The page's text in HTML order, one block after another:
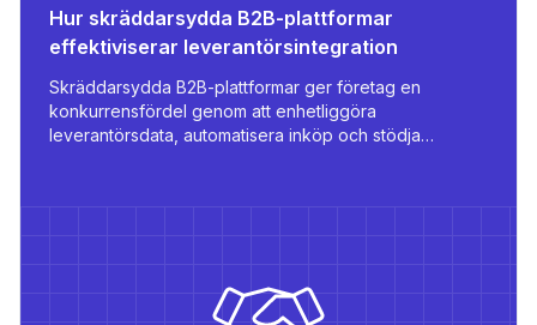
Hur skräddarsydda B2B-plattformar
effektiviserar leverantörsintegration
Skräddarsydda B2B-plattformar ger företag en
konkurrensfördel genom att enhetliggöra
leverantörsdata, automatisera inköp och stödja